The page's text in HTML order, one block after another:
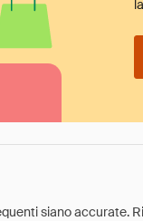
siano